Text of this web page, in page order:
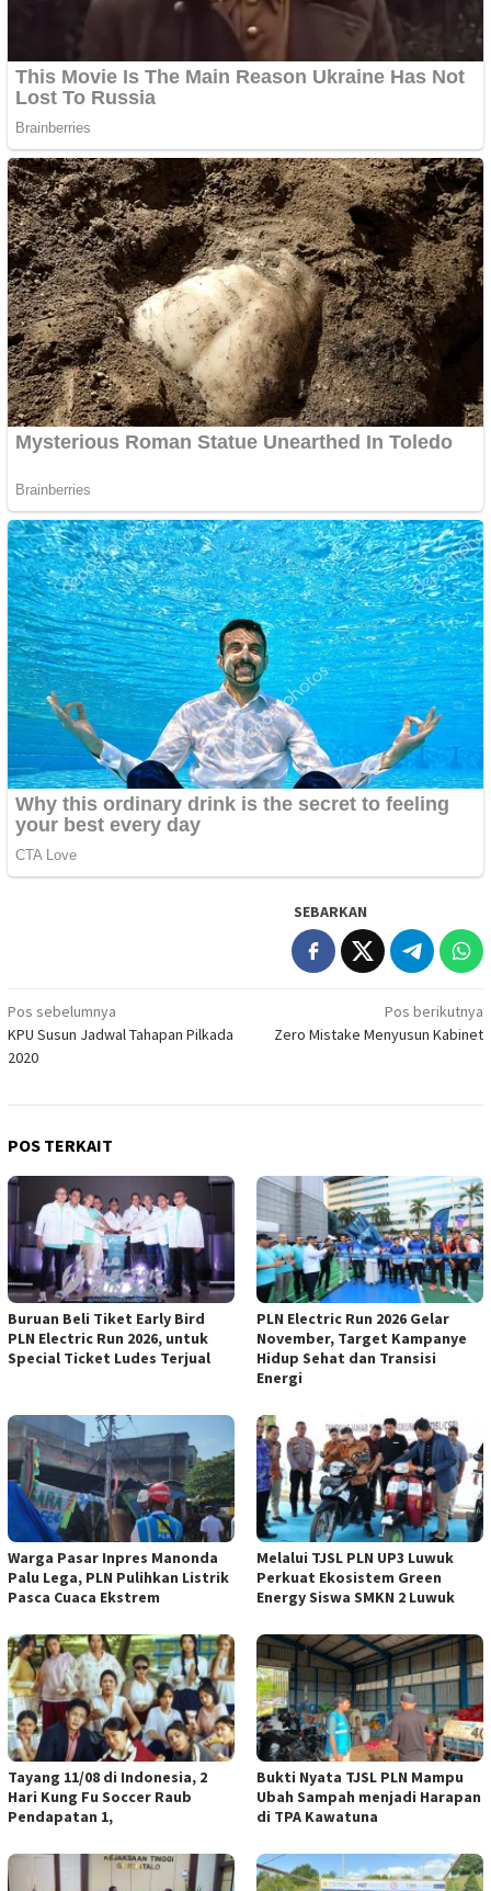
SEBARKAN
Navigasi
pos
Pos sebelumnya
KPU Susun Jadwal Tahapan Pilkada
2020
Pos berikutnya
Zero Mistake Menyusun Kabinet
POS TERKAIT
Buruan Beli Tiket Early Bird
PLN Electric Run 2026, untuk
Special Ticket Ludes Terjual
PLN Electric Run 2026 Gelar
November, Target Kampanye
Hidup Sehat dan Transisi
Energi
Warga Pasar Inpres Manonda
Palu Lega, PLN Pulihkan Listrik
Pasca Cuaca Ekstrem
Melalui TJSL PLN UP3 Luwuk
Perkuat Ekosistem Green
Energy Siswa SMKN 2 Luwuk
Tayang 11/08 di Indonesia, 2
Hari Kung Fu Soccer Raub
Pendapatan 1,
Bukti Nyata TJSL PLN Mampu
Ubah Sampah menjadi Harapan
di TPA Kawatuna